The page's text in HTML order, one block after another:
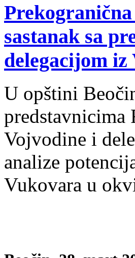
sastanak sa
delegacijom iz
U opštini
predstavnicima
Vojvodine i
analize
Vukovara u